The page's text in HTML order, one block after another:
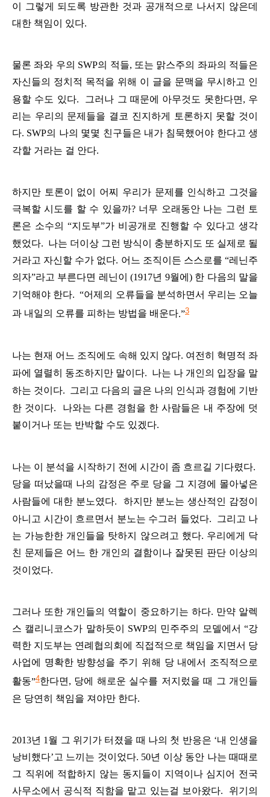
이
그렇게 되도록 방관한 것과 공개적으로 나서지
않은데
대한 책임이 있다.
물론 좌와 우의 SWP의 적들, 또는 맑스주의 좌파의 적들은
자신들의 정치적 목적을 위해 이 글을 문맥을 무시하고 인
용할 수도 있다. 그러나 그 때문에 아무것도 못한다면 , 우
리는 우리의 문제들을 결코 진지하게 토론하지 못할 것이
다. SWP의 나의 몇몇 친구들은 내가 침묵했어야 한다고 생
각할 거라는 걸 안다.
하지만 토론이 없이 어찌 우리가 문제를 인식하고 그것을
극복할 시도를 할 수 있을까? 너무 오래동안 나는 그런
토
론은 소수의 “지도부”가 비공개로 진행할 수 있다고 생각
했었다. 나는 더이상 그런 방식이 충분하지도 또 실제로 될
거라고 자신할 수가 없다. 어느 조직이든 스스로를 “레닌주
의자”라고 부른다면 레닌이 (1917년 9월에 ) 한 다음의 말을
기억해야 한다. “어제의 오류들을 분석하면서 우리는 오늘
과 내일의 오류를 피하는 방법을 배운다.”3
나는 현재 어느 조직에도 속해 있지 않다. 여전히 혁명적 좌
파에 열렬히 동조하지만 말이다. 나는 나 개인의 입장을 말
하는 것이다. 그리고 다음의 글은 나의 인식과 경험에 기반
한 것이다. 나와는 다른 경험을 한 사람들은 내 주장에
덧
붙이거나 또는 반박할 수도 있겠다.
나는 이 분석을 시작하기 전에 시간이 좀 흐르길 기다렸다.
당을 떠났을때 나의 감정은 주로 당을 그 지경에
몰아넣은
사람들에 대한 분노였다. 하지만 분노는 생산적인 감정이
아니고 시간이 흐르면서 분노는 수그러 들었다. 그리고 나
는 가능한한 개인들을 탓하지 않으려고 했다. 우리에게
닥
친 문제들은 어느 한 개인의 결함이나 잘못된 판단 이상의
것이었다.
그러나 또한 개인들의 역할이 중요하기는 하다. 만약 알렉
스 캘리니코스가 말하듯이 SWP의 민주주의 모델에서 “강
력한 지도부는 연례협의회에 직접적으로 책임을 지면서 당
사업에
명확한 방향성을 주기 위해 당 내에서 조직적으로
활동”4한다면, 당에 해로운 실수를 저지렀을 때 그 개인들
은 당연히 책임을 져야만 한다.
2013년 1 월 그 위기가 터졌을 때 나의 첫 반응은 ‘내 인생을
낭비했다’고 느끼는 것이었다. 50년 이상 동안 나는 때때로
그 직위에 적합하지 않는 동지들이 지역이나 심지어 전국
사무소에서 공식적 직함을 맡고 있는걸 보아왔다. 위기의